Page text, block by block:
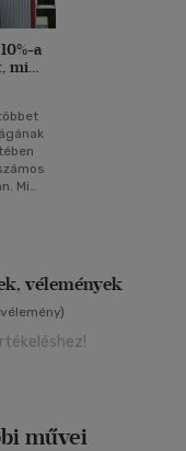
a
mi
Mi
vélemények
művei